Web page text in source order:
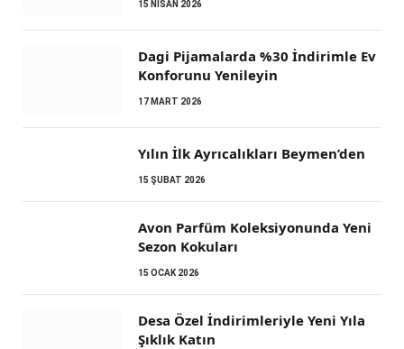
15 NISAN 2026
Dagi Pijamalarda %30 İndirimle Ev
Konforunu Yenileyin
17 MART 2026
Yılın İlk Ayrıcalıkları Beymen’den
15 ŞUBAT 2026
Avon Parfüm Koleksiyonunda Yeni
Sezon Kokuları
15 OCAK 2026
Desa Özel İndirimleriyle Yeni Yıla
Şıklık Katın